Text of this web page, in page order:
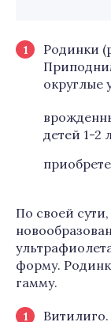
Родинки
округлые
детей 1-2
По своей
форму.
гамму.